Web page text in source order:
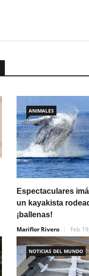
ANIMALES
Espectaculares
un kayakista
¡ballenas!
Mariflor Rivero
Feb
NOTICIAS DEL MUNDO